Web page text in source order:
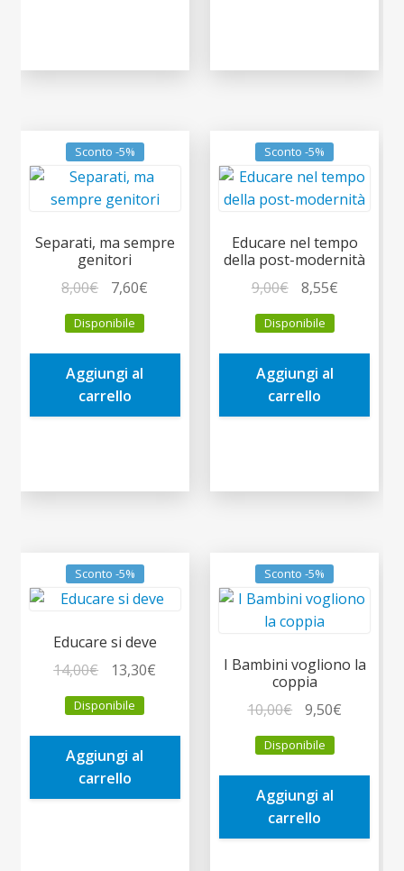
Sconto -5%
Separati, ma sempre
genitori
8,00€
prezzo
originale
era:
8,00€.
7,60€
è:
Disponibile
Aggiungi al
carrello
Sconto -5%
Educare nel tempo
della post-modernità
9,00€
prezzo
originale
era:
9,00€.
8,55€Il
è:
Disponibile
Aggiungi al
carrello
Sconto -5%
Educare si deve
14,00€
prezzo
originale
era:
14,00€.
13,30€
è:
Disponibile
Aggiungi al
carrello
Sconto -5%
I Bambini vogliono la
coppia
10,00€
prezzo
originale
era:
10,00€.
9,50€
è:
Disponibile
Aggiungi al
carrello